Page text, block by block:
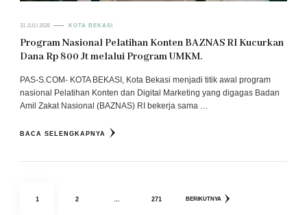
31 JULI 2026 KOTA BEKASI
Program Nasional Pelatihan Konten BAZNAS RI Kucurkan
Dana Rp 800 Jt melalui Program UMKM.
PAS-S.COM- KOTA BEKASI, Kota Bekasi menjadi titik awal program
nasional Pelatihan Konten dan Digital Marketing yang digagas Badan
Amil Zakat Nasional (BAZNAS) RI bekerja sama …
BACA SELENGKAPNYA
pos
HALAMAN
1 HALAMAN
2 HALAMAN
271 BERIKUTNYA